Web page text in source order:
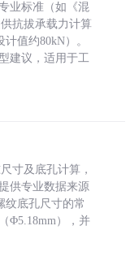
业标准（如《混
抗拔承载力计算
值约80kN）。
建议，适用于工
寸及底孔计算，
供专业数据来源
纹底孔尺寸的常
Φ5.18mm），并